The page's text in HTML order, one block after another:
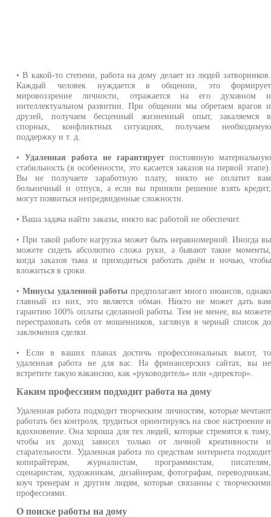
• В какой-то степени, работа на дому делает из людей затворников.
Каждый человек нуждается в общении, это формирует
мировоззрение личности, отражается на его духовном и
интеллектуальном развитии. При общении мы обретаем врагов и
друзей, получаем бесценный жизненный опыт, закаляемся в
спорных, конфликтных ситуациях, получаем необходимую
поддержку и т. д.
•Удаленная работа не гарантируетпостоянную материальную
стабильность (в особенности, это касается заказов на первой этапе).
Вы не получаете заработную плату, никто не оплатит вам
больничный и отпуск, а если вы приняли решение взять кредит,
могут появиться непредвиденные сложности.
• Ваша задача найти заказы, никто вас работой не обеспечит.
• При такой работе нагрузка может быть неравномерной. Иногда вы
можете сидеть абсолютно сложа руки, а бывают такие моменты,
когда заказов тьма и приходиться работать днём и ночью, чтобы
вложиться в сроки.
• Минусы удаленной работы предполагают много нюансов, однако
главный из них, это является обман. Никто не может дать вам
гарантию 100% оплаты сделанной работы. Тем не менее, вы можете
перестраховать себя от мошенников, заглянув в черный список до
заключения сделки.
• Если в ваших планах достичь профессиональных высот, то
удаленная работа не для вас. На фринансерских сайтах, вы не
встретите такую вакансию, как «руководитель» или «директор».
Каким профессиям подходит работа на дому
Удаленная работа подходит творческим личностям, которые мечтают
работать без контроля, трудиться ориентируясь на свое настроение и
вдохновение. Она хороша для тех людей, которые стремятся к тому,
чтобы их доход зависел только от личной креативности и
старательности. Удаленная работа по средствам интернета подходит
копирайтерам, журналистам, программистам, писателям,
сценаристам, художникам, дизайнерам, фотографам, переводчикам,
коуч тренерам и другим людям, которые связанны с творческими
профессиями.
О поиске работы на дому